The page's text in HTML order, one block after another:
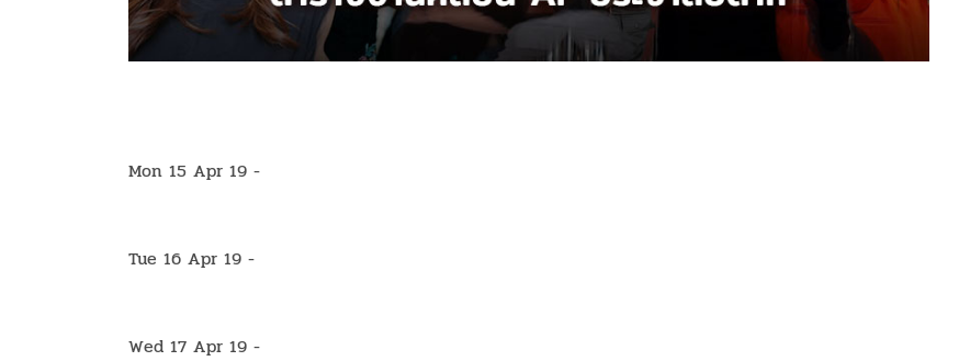
Mon 15 Apr 19 -
Tue 16 Apr 19 -
Wed 17 Apr 19 -